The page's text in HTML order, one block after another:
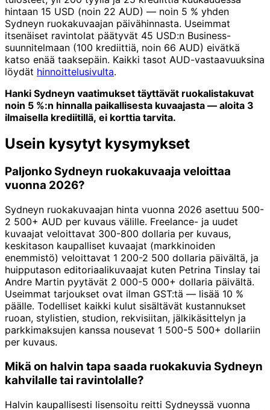
hintaan 15 USD (noin 22 AUD) — noin 5 % yhden
Sydneyn ruokakuvaajan päivähinnasta. Useimmat
itsenäiset ravintolat päätyvät 45 USD:n Business-
suunnitelmaan (100 krediittiä, noin 66 AUD) eivätkä
katso enää taaksepäin. Kaikki tasot AUD-vastaavuuksina
löydät hinnoittelusivulta.
Hanki Sydneyn vaatimukset täyttävät ruokalistakuvat
noin 5 %:n hinnalla paikallisesta kuvaajasta — aloita 3
ilmaisella krediitillä, ei korttia tarvita.
Usein kysytyt kysymykset
Paljonko Sydneyn ruokakuvaaja veloittaa
vuonna 2026?
Sydneyn ruokakuvaajan hinta vuonna 2026 asettuu 500-
2 500+ AUD per kuvaus välille. Freelance- ja uudet
kuvaajat veloittavat 300-800 dollaria per kuvaus,
keskitason kaupalliset kuvaajat (markkinoiden
enemmistö) veloittavat 1 200-2 500 dollaria päivältä, ja
huipputason editoriaalikuvaajat kuten Petrina Tinslay tai
Andre Martin pyytävät 2 000-5 000+ dollaria päivältä.
Useimmat tarjoukset ovat ilman GST:tä — lisää 10 %
päälle. Todelliset kaikki kulut sisältävät kustannukset
ruoan, stylistien, studion, rekvisiitan, jälkikäsittelyn ja
parkkimaksujen kanssa nousevat 1 500-5 500+ dollariin
per kuvaus.
Mikä on halvin tapa saada ruokakuvia Sydneyn
kahvilalle tai ravintolalle?
Halvin kaupallisesti lisensoitu reitti Sydneyssä vuonna